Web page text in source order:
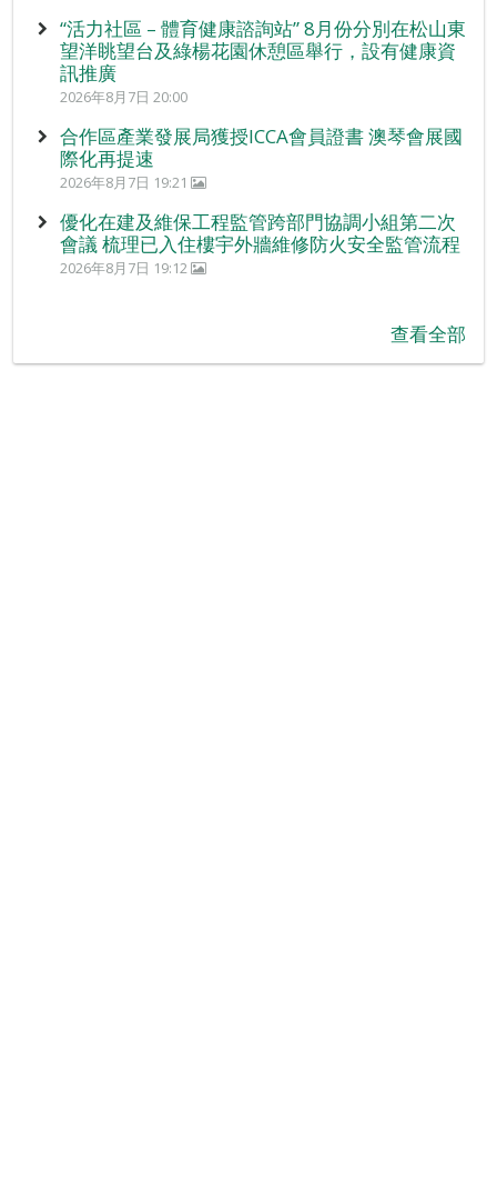
“活力社區 – 體育健康諮詢站” 8月份分別在松山東
望洋眺望台及綠楊花園休憩區舉行，設有健康資
訊推廣
2026年8月7日 20:00
合作區產業發展局獲授ICCA會員證書 澳琴會展國
際化再提速
2026年8月7日 19:21
優化在建及維保工程監管跨部門協調小組第二次
會議 梳理已入住樓宇外牆維修防火安全監管流程
2026年8月7日 19:12
查看全部